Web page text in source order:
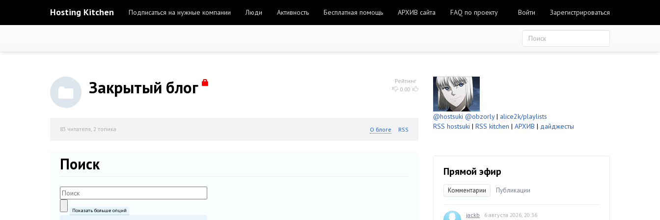
Hosting Kitchen Подписаться на нужные компании Люди Активность Бесплатная помощь АРХИВ сайта FAQ по проекту Войти Зарегистрироваться
Рейтинг
0.00
Закрытый блог
83 читателя, 2 топика О блоге RSS
Поиск
Показать больше опций
@hostsuki @obzorly| alice2k/playlists
RSS hostsuki | RSS kitchen | АРХИВ | дайджесты
Прямой эфир
Комментарии Публикации
jackb · 6 августа 2026, 20:36